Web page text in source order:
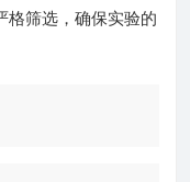
格筛选，确保实验的